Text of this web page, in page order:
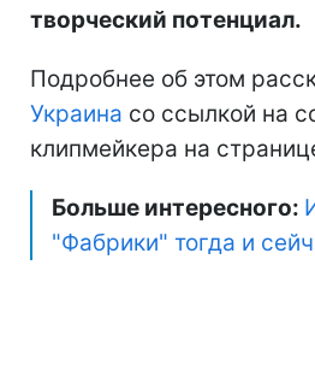
творческий потенциал.
Подробнее об этом
Украина со ссылкой на
клипмейкера на
Больше интересного:
"Фабрики" тогда и